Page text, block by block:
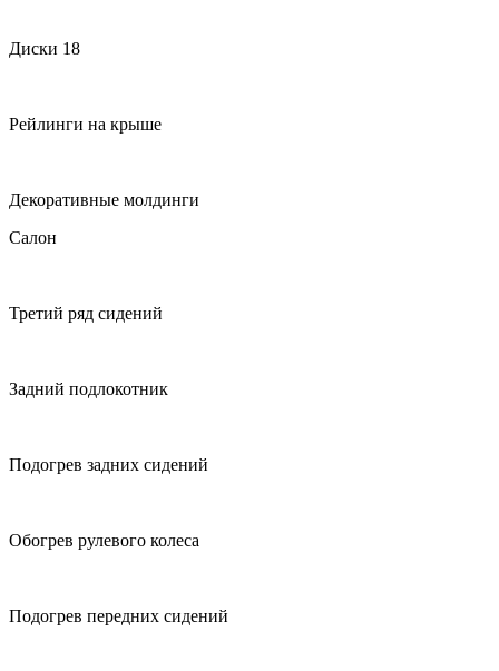
Диски 18
Рейлинги на крыше
Декоративные молдинги
Салон
Третий ряд сидений
Задний подлокотник
Подогрев задних сидений
Обогрев рулевого колеса
Подогрев передних сидений